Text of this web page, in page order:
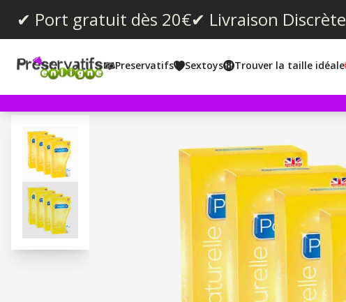
✔ Port gratuit dès 20€✔ Livraison Discrète
Preservatifs Sextoys Trouver la taille idéale